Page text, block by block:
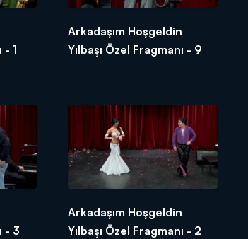
- 1
Arkadaşım Hoşgeldin
Yılbaşı Özel Fragmanı - 9
- 3
Arkadaşım Hoşgeldin
Yılbaşı Özel Fragmanı - 2